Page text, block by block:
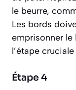
le beurre,
Les bords
emprisonner le
l’étape
Étape 4